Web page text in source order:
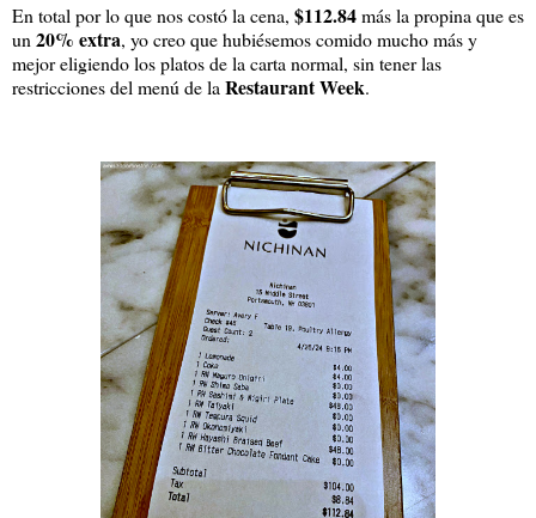
En total por lo que nos costó la cena, $112.84más la propina que es
un 20% extra, yo creo que hubiésemos comido mucho más y
mejor eligiendo los platos de la carta normal, sin tener las
restricciones del menú de la Restaurant Week.